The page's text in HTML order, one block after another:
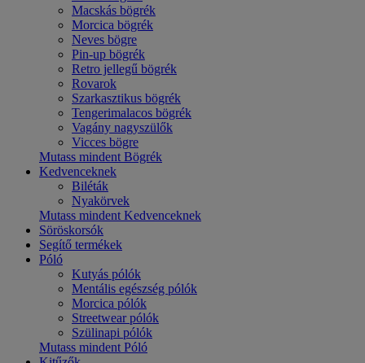
Macskás bögrék
Morcica bögrék
Neves bögre
Pin-up bögrék
Retro jellegű bögrék
Rovarok
Szarkasztikus bögrék
Tengerimalacos bögrék
Vagány nagyszülők
Vicces bögre
Mutass mindent Bögrék
Kedvenceknek
Biléták
Nyakörvek
Mutass mindent Kedvenceknek
Söröskorsók
Segítő termékek
Póló
Kutyás pólók
Mentális egészség pólók
Morcica pólók
Streetwear pólók
Szülinapi pólók
Mutass mindent Póló